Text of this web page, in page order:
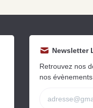
Newsletter
Retrouvez nos
nos